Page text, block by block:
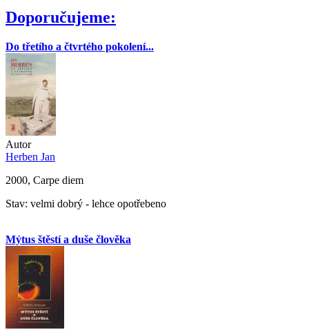
Doporučujeme:
Do třetího a čtvrtého pokolení...
Autor
Herben Jan
2000, Carpe diem
Stav: velmi dobrý - lehce opotřebeno
Mýtus štěstí a duše člověka